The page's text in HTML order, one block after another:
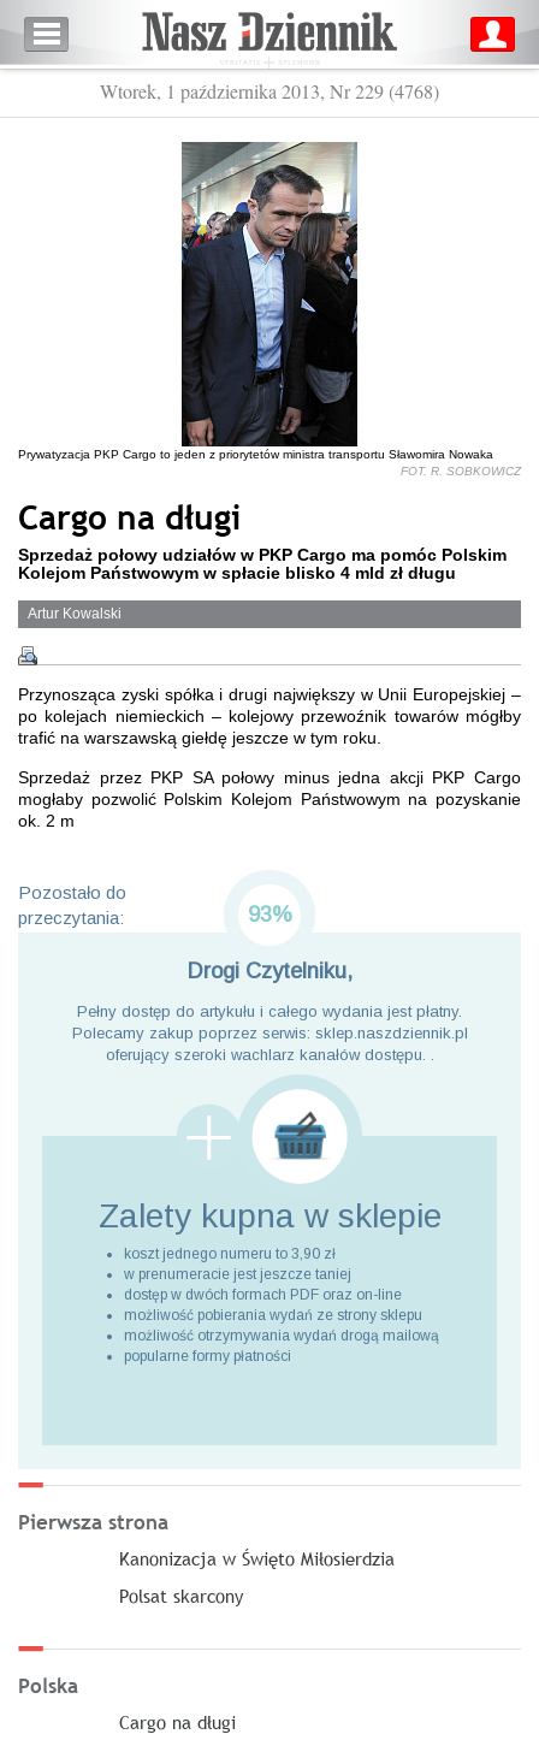
Wtorek, 1 października 2013, Nr 229 (4768)
Prywatyzacja PKP Cargo to jeden z priorytetów ministra transportu Sławomira Nowaka
FOT. R. SOBKOWICZ
Cargo na długi
Sprzedaż połowy udziałów w PKP Cargo ma pomóc Polskim
Kolejom Państwowym w spłacie blisko 4 mld zł długu
Artur Kowalski
Przynosząca zyski spółka i drugi największy w Unii Europejskiej –
po kolejach niemieckich – kolejowy przewoźnik towarów mógłby
trafić na warszawską giełdę jeszcze w tym roku.
Sprzedaż przez PKP SA połowy minus jedna akcji PKP Cargo
mogłaby pozwolić Polskim Kolejom Państwowym na pozyskanie
ok. 2 m
Pozostało do
przeczytania:
93%
Drogi Czytelniku,
Pełny dostęp do artykułu i całego wydania jest płatny.
Polecamy zakup poprzez serwis: sklep.naszdziennik.pl
oferujący szeroki wachlarz kanałów dostępu. .
Zalety kupna w sklepie
koszt jednego numeru to 3,90 zł
w prenumeracie jest jeszcze taniej
dostęp w dwóch formach PDF oraz on-line
możliwość pobierania wydań ze strony sklepu
możliwość otrzymywania wydań drogą mailową
popularne formy płatności
Pierwsza strona
Kanonizacja w Święto Miłosierdzia
Polsat skarcony
Polska
Cargo na długi